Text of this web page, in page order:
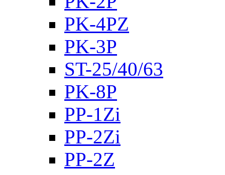
PK-4PZ
PK-3Р
ST-25/40/63
PK-8P
PP-1Zi
PP-2Zi
PP-2Z